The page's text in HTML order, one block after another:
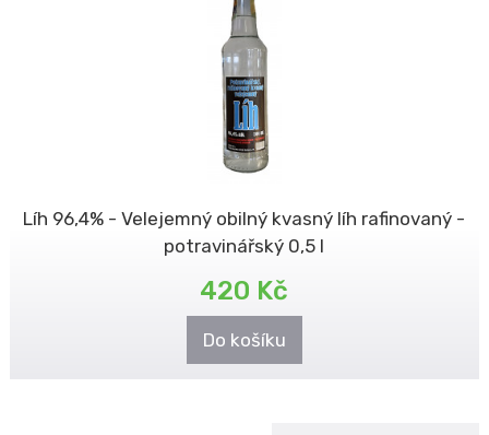
Líh 96,4% - Velejemný obilný kvasný líh rafinovaný -
potravinářský 0,5 l
420 Kč
Do košíku